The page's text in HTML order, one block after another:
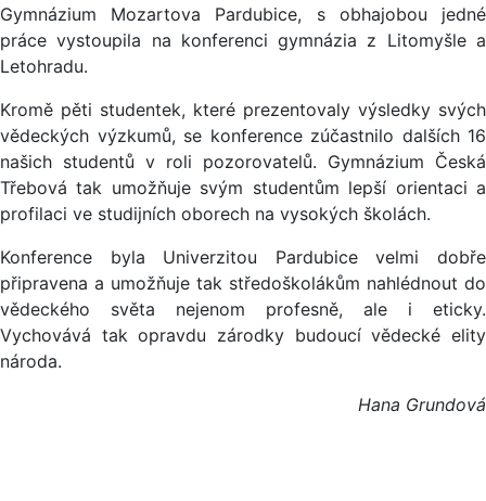
Gymnázium Mozartova Pardubice, s obhajobou jedné
práce vystoupila na konferenci gymnázia z Litomyšle a
Letohradu.
Kromě pěti studentek, které prezentovaly výsledky svých
vědeckých výzkumů, se konference zúčastnilo dalších 16
našich studentů v roli pozorovatelů. Gymnázium Česká
Třebová tak umožňuje svým studentům lepší orientaci a
profilaci ve studijních oborech na vysokých školách.
Konference byla Univerzitou Pardubice velmi dobře
připravena a umožňuje tak středoškolákům nahlédnout do
vědeckého světa nejenom profesně, ale i eticky.
Vychovává tak opravdu zárodky budoucí vědecké elity
národa.
Hana Grundová